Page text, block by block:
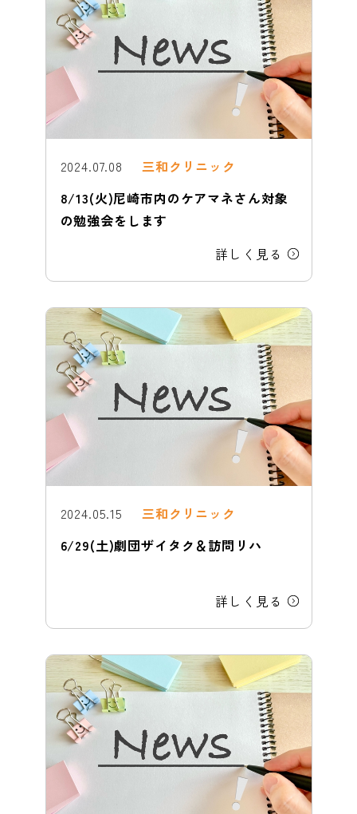
2024.07.08
三和クリニック
8/13(火)尼崎市内のケアマネさん対象
の勉強会をします
詳しく見る
2024.05.15
三和クリニック
6/29(土)劇団ザイタク＆訪問リハ
詳しく見る